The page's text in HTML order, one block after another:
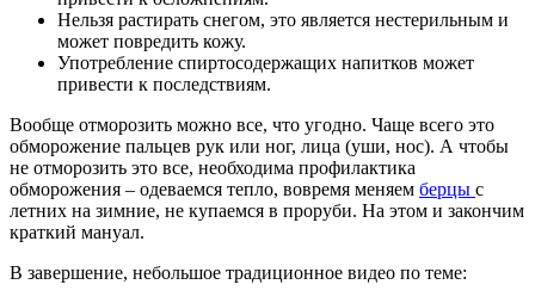
Нельзя растирать снегом, это является нестерильным и
может повредить кожу.
Употребление спиртосодержащих напитков может
привести к последствиям.
Вообще отморозить можно все, что угодно. Чаще всего это
обморожение пальцев рук или ног, лица (уши, нос). А чтобы
не отморозить это все, необходима профилактика
обморожения – одеваемся тепло, вовремя меняем берцы с
летних на зимние, не купаемся в проруби. На этом и закончим
краткий мануал.
В завершение, небольшое традиционное видео по теме: